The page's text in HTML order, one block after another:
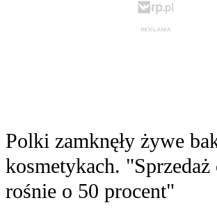
Polki zamknęły żywe
kosmetykach. "Sprzedaż
rośnie o 50 procent"